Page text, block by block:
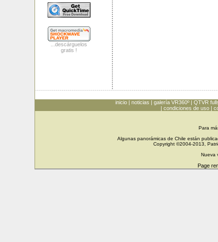
...descárguelos
gratis !
inicio| noticias | galería VR360º| QTVR
| condiciones de uso|
Para
Algunas panorámicas de Chile están
Copyright ©2004-2013,
Nueva
Page